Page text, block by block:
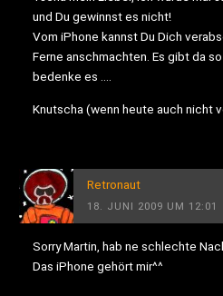
und Du gewinnst es nicht!
Vom iPhone kannst Du Dich
Ferne anschmachten. Es gibt da
bedenke es ….
Knutscha (wenn heute auch nicht
Retronaut
18. JUNI 2009 UM 12:01
Sorry Martin, hab ne schlechte
Das iPhone gehört mir^^